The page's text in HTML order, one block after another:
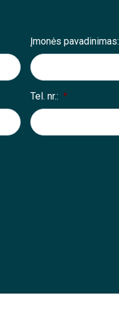
Įmonės pavadinimas:
Tel. nr.: *